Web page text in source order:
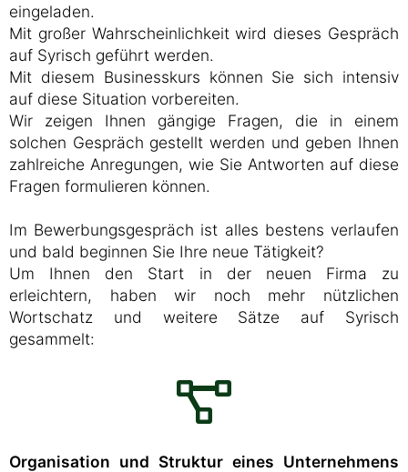
eingeladen.
Mit großer Wahrscheinlichkeit wird dieses Gespräch
auf Syrisch geführt werden.
Mit diesem Businesskurs können Sie sich intensiv
auf diese Situation vorbereiten.
Wir zeigen Ihnen gängige Fragen, die in einem
solchen Gespräch gestellt werden und geben Ihnen
zahlreiche Anregungen, wie Sie Antworten auf diese
Fragen formulieren können.
Im Bewerbungsgespräch ist alles bestens verlaufen
und bald beginnen Sie Ihre neue Tätigkeit?
Um Ihnen den Start in der neuen Firma zu
erleichtern, haben wir noch mehr nützlichen
Wortschatz und weitere Sätze auf Syrisch
gesammelt:
Organisation und Struktur eines Unternehmens